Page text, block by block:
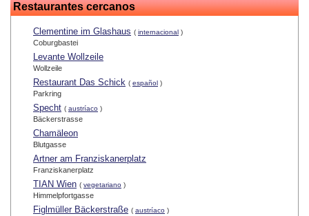
Restaurantes cercanos
Clementine im Glashaus ( internacional )
Coburgbastei
Levante Wollzeile
Wollzeile
Restaurant Das Schick ( español )
Parkring
Specht ( austríaco )
Bäckerstrasse
Chamäleon
Blutgasse
Artner am Franziskanerplatz
Franziskanerplatz
TIAN Wien ( vegetariano )
Himmelpfortgasse
Figlmüller Bäckerstraße ( austríaco )